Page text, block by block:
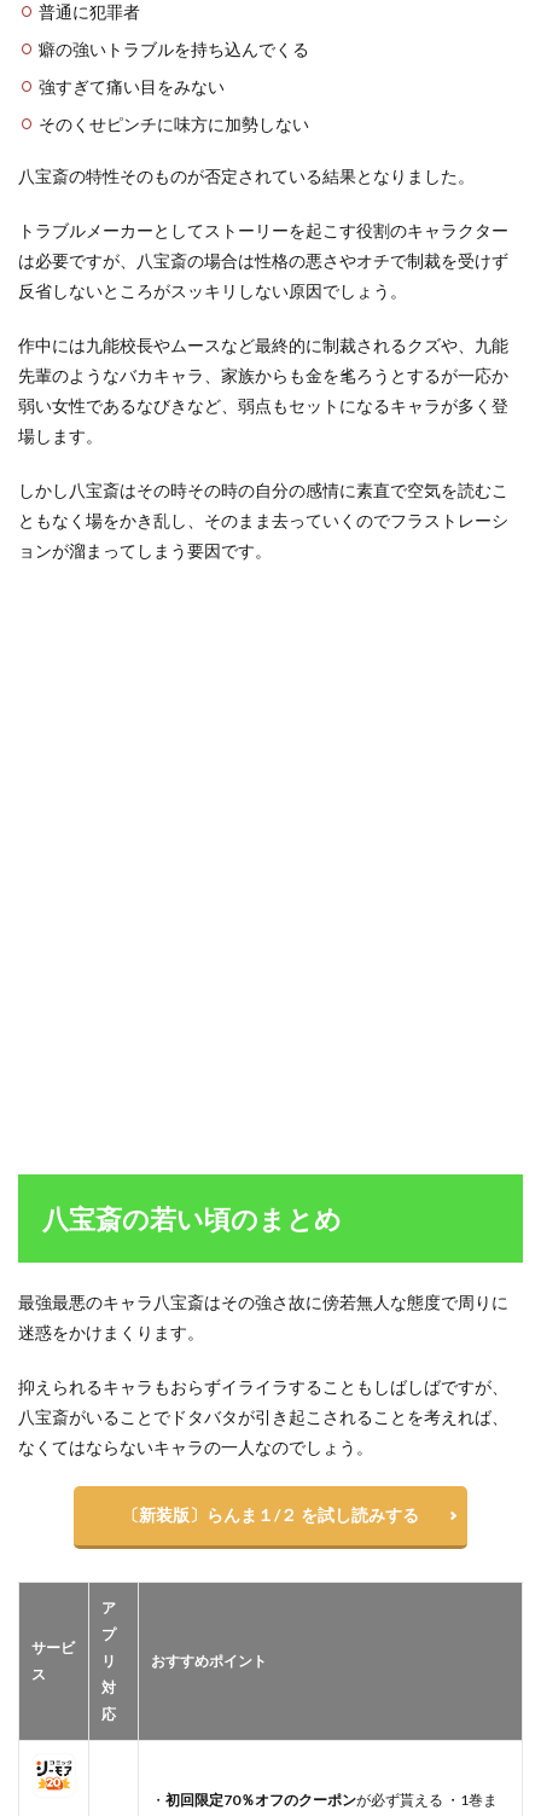
普通に犯罪者
癖の強いトラブルを持ち込んでくる
強すぎて痛い目をみない
そのくせピンチに味方に加勢しない
八宝斎の特性そのものが否定されている結果となりました。
トラブルメーカーとしてストーリーを起こす役割のキャラクター
は必要ですが、八宝斎の場合は性格の悪さやオチで制裁を受けず
反省しないところがスッキリしない原因でしょう。
作中には九能校長やムースなど最終的に制裁されるクズや、九能
先輩のようなバカキャラ、家族からも金を毟ろうとするが一応か
弱い女性であるなびきなど、弱点もセットになるキャラが多く登
場します。
しかし八宝斎はその時その時の自分の感情に素直で空気を読むこ
ともなく場をかき乱し、そのまま去っていくのでフラストレーシ
ョンが溜まってしまう要因です。
八宝斎の若い頃のまとめ
最強最悪のキャラ八宝斎はその強さ故に傍若無人な態度で周りに
迷惑をかけまくります。
抑えられるキャラもおらずイライラすることもしばしばですが、
八宝斎がいることでドタバタが引き起こされることを考えれば、
なくてはならないキャラの一人なのでしょう。
〔新装版〕らんま１/２ を試し読みする
サービ
ス
ア
プ
リ
対
応
おすすめポイント
・ 初回限定70％オフのクーポンが必ず貰える ・1巻ま